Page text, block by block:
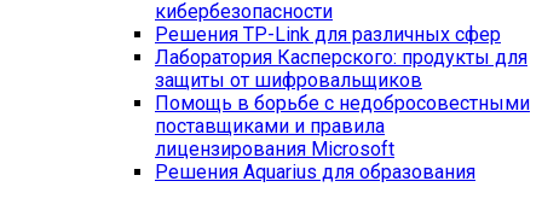
кибербезопасности
Решения TP-Link для различных сфер
Лаборатория Касперского: продукты для
защиты от шифровальщиков
Помощь в борьбе с недобросовестными
поставщиками и правила
лицензирования Microsoft
Решения Aquarius для образования